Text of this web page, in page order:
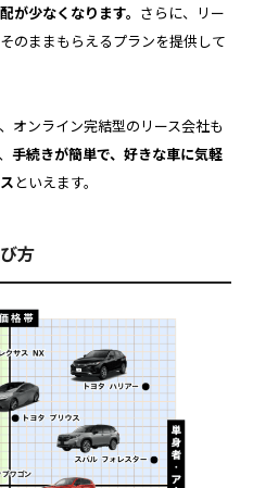
が少なくなります。 さらに、リー
のままもらえるプランを提供して
オンライン完結型のリース会社も
手続きが簡単で、好きな車に気軽
といえます。
方